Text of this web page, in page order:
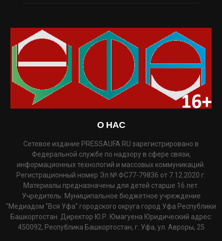
О НАС
Сетевое издание PRESSAUFA.RU зарегистрировано в
Федеральной службе по надзору в сфере связи,
информационных технологий и массовых коммуникаций.
Регистрационный номер Эл № ФС77-79836 от 7.12.2020 г.
Материалы предназначены для детей старше 16 лет.
Учредитель: Муниципальное бюджетное учреждение
"Медиадом "Вся Уфа" городского округа город Уфа Республики
Башкортостан. Директор Ю.Р. Юмагуена Юридический адрес:
450092, Республика Башкортостан, г. Уфа, ул. Авроры, 25